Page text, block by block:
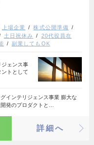
上場企業
株式公開準備
土日祝休み
20代役員在
副業してもOK
ェンス事
トとして
インテリジェンス事業 膨大な
発のプロダクトと…
詳細へ